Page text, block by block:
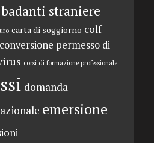
badanti straniere
carta di soggiorno colf
conversione permesso di
corsi di formazione professionale
domanda
emersione